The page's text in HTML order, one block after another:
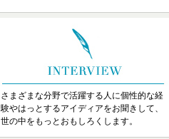
さまざまな分野で活躍する人に個性的な経
験やはっとするアイディアをお聞きして、
世の中をもっとおもしろくします。